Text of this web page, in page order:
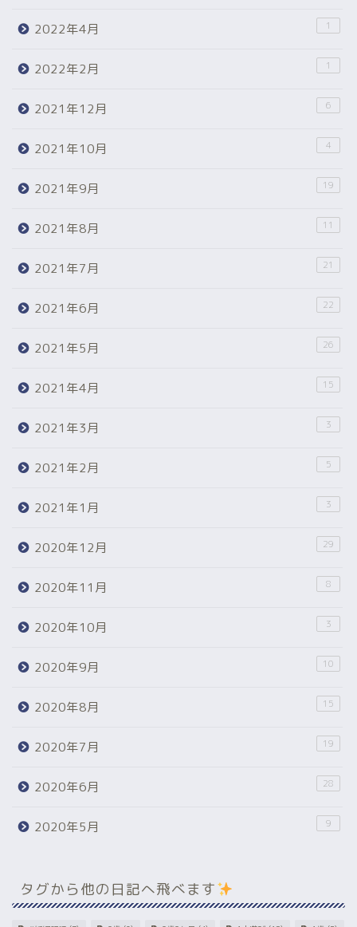
2022年4月 1
2022年2月 1
2021年12月 6
2021年10月 4
2021年9月 19
2021年8月 11
2021年7月 21
2021年6月 22
2021年5月 26
2021年4月 15
2021年3月 3
2021年2月 5
2021年1月 3
2020年12月 29
2020年11月 8
2020年10月 3
2020年9月 10
2020年8月 15
2020年7月 19
2020年6月 28
2020年5月 9
タグから他の日記へ飛べます